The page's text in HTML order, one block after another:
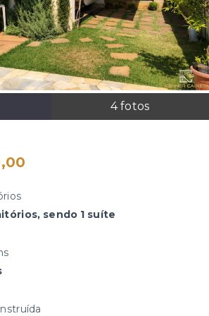
4fotos
sendo 1 suíte